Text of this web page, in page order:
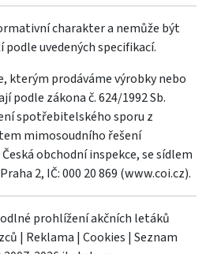
charakter a nemůže být
uvedených specifikací.
prodáváme výrobky nebo
podle zákona č. 624/1992 Sb.
spotřebitelského sporu z
mimosoudního řešení
obchodní inspekce, se sídlem
2, IČ: 000 20 869 (www.coi.cz).
prohlížení akčních letáků
| Reklama | Cookies | Seznam